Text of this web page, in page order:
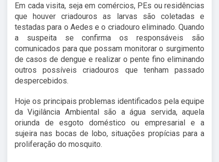
Em cada visita, seja em comércios, PEs ou residências
que houver criadouros as larvas são coletadas e
testadas para o Aedes e o criadouro eliminado. Quando
a suspeita se confirma os responsáveis são
comunicados para que possam monitorar o surgimento
de casos de dengue e realizar o pente fino eliminando
outros possíveis criadouros que tenham passado
despercebidos.
Hoje os principais problemas identificados pela equipe
da Vigilância Ambiental são a água servida, aquela
oriunda de esgoto doméstico ou empresarial e a
sujeira nas bocas de lobo, situações propícias para a
proliferação do mosquito.